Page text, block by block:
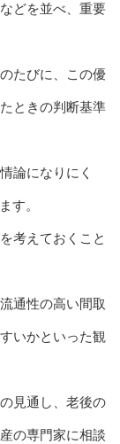
どを並べ、重要
たびに、この優
ときの判断基準
論になりにく
す。
考えておくこと
通性の高い間取
いかといった観
見通し、老後の
の専門家に相談